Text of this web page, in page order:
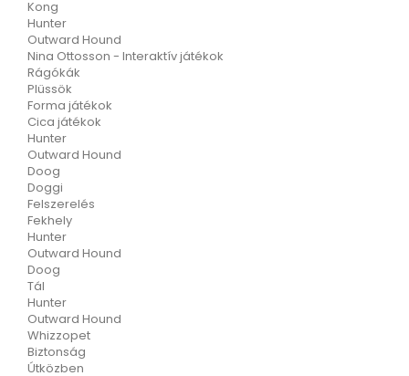
Kong
Hunter
Outward Hound
Nina Ottosson - Interaktív játékok
Rágókák
Plüssök
Forma játékok
Cica játékok
Hunter
Outward Hound
Doog
Doggi
Felszerelés
Fekhely
Hunter
Outward Hound
Doog
Tál
Hunter
Outward Hound
Whizzopet
Biztonság
Útközben